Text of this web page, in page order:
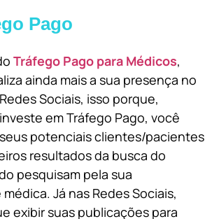
Pago
Tráfego Pago para Médicos,
ainda mais a sua presença no
Sociais, isso porque,
em Tráfego Pago, você
potenciais clientes/pacientes
resultados da busca do
pesquisam pela sua
Já nas Redes Sociais,
exibir suas publicações para